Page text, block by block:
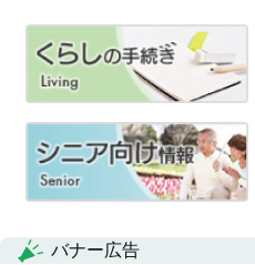
ゲ
シ
ョ
バナー広告